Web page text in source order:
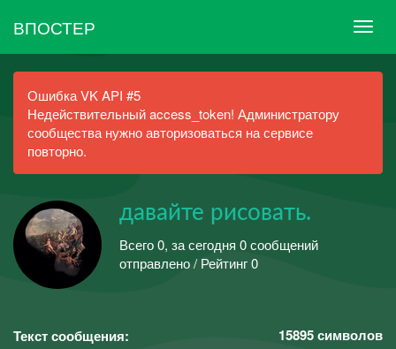
ВПОСТЕР
Ошибка VK API #5
Недействительный access_token! Администратору
сообщества нужно авторизоваться на сервисе
повторно.
давайте рисовать.
Всего 0, за сегодня 0 сообщений
отправлено / Рейтинг 0
Текст сообщения: 15895символов